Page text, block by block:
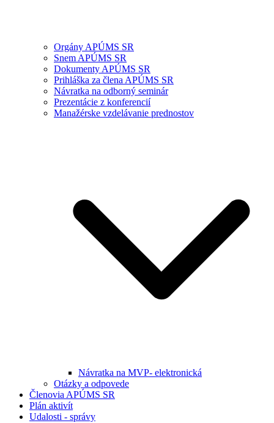
Orgány APÚMS SR
Snem APÚMS SR
Dokumenty APÚMS SR
Prihláška za člena APÚMS SR
Návratka na odborný seminár
Prezentácie z konferencií
Manažérske vzdelávanie prednostov
Návratka na MVP- elektronická
Otázky a odpovede
Členovia APÚMS SR
Plán aktivít
Udalosti - správy